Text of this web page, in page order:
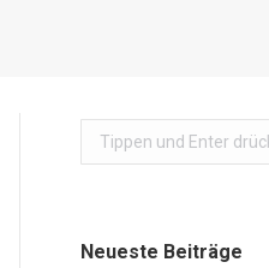
Search:
Neueste Beiträge